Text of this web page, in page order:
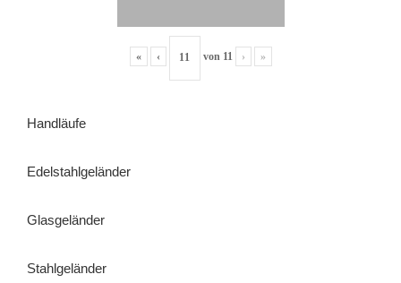
« ‹ von 11 › »
Handläufe
Edelstahlgeländer
Glasgeländer
Stahlgeländer